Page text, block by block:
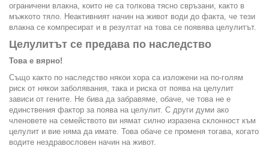
ограничени влакна, които не са толкова тясно свръзани, както в
мъжкото тяло. Неактивният начин на живот води до факта, че тези
влакна се компресират и в резултат на това се появява целулитът.
Целулитът се предава по наследство
Това е вярно!
Също както по наследство някои хора са изложени на по-голям
риск от някои заболявания, така и риска от поява на целулит
зависи от гените. Не бива да забравяме, обаче, че това не е
единствения фактор за поява на целулит. С други думи ако
членовете на семейството ви нямат силно изразена склонност към
целулит и вие няма да имате. Това обаче се променя тогава, когато
водите нездравословен начин на живот.